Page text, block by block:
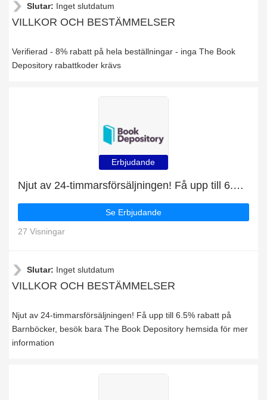
Slutar: Inget slutdatum
VILLKOR OCH BESTÄMMELSER
Verifierad - 8% rabatt på hela beställningar - inga The Book
Depository rabattkoder krävs
Erbjudande
Njut av 24-timmarsförsäljningen! Få upp till 6.5% rabatt på Barnböcker
Se Erbjudande
27 Visningar
Slutar: Inget slutdatum
VILLKOR OCH BESTÄMMELSER
Njut av 24-timmarsförsäljningen! Få upp till 6.5% rabatt på
Barnböcker, besök bara The Book Depository hemsida för mer
information